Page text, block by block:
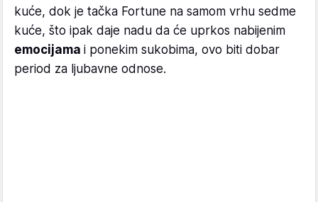
kuće, dok je tačka Fortune na samom vrhu sedme
kuće, što ipak daje nadu da će uprkos nabijenim
emocijama i ponekim sukobima, ovo biti dobar
period za ljubavne odnose.